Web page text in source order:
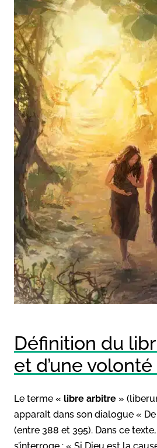
Définition du
et d’une
Le terme « libre arbitre »
apparaît dans son dialogue «
(entre 388 et 395). Dans ce texte,